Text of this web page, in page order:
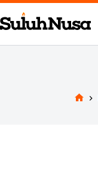
Skip
to
content